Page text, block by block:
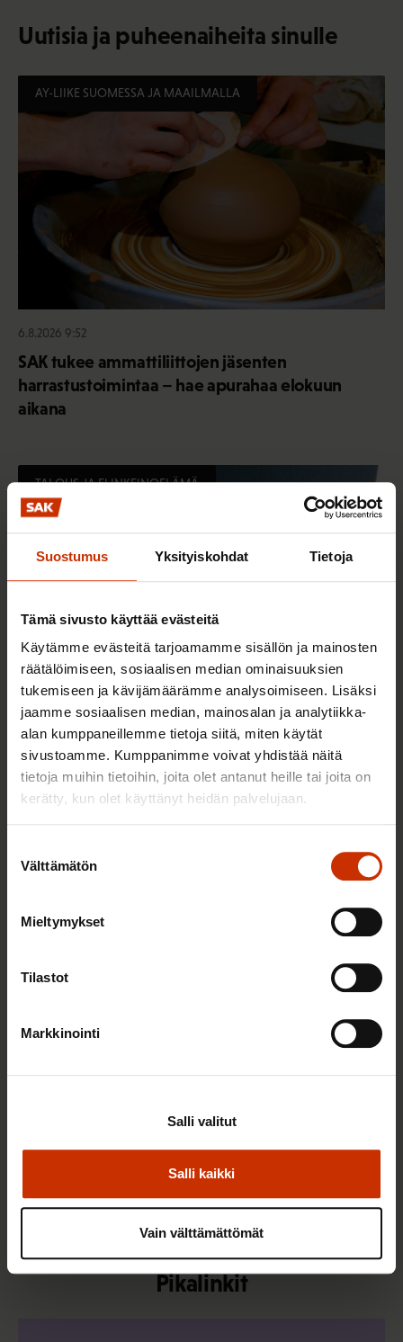
Suostumus Yksityiskohdat Tietoja
Tämä sivusto käyttää evästeitä
Käytämme evästeitä tarjoamamme sisällön ja mainosten
räätälöimiseen, sosiaalisen median ominaisuuksien
tukemiseen ja kävijämäärämme analysoimiseen. Lisäksi
jaamme sosiaalisen median, mainosalan ja analytiikka-
alan kumppaneillemme tietoja siitä, miten käytät
sivustoamme. Kumppanimme voivat yhdistää näitä
tietoja muihin tietoihin, joita olet antanut heille tai joita on
kerätty, kun olet käyttänyt heidän palvelujaan.
valinta
Välttämätön
Mieltymykset
Tilastot
Markkinointi
Salli kaikki
Salli valitut
Vain välttämättömät
Uutisia ja puheenaiheita sinulle
AY-LIIKE SUOMESSA JA MAAILMALLA
6.8.2026 9:52
SAK tukee ammattiliittojen jäsenten
harrastustoimintaa – hae apurahaa elokuun
aikana
TALOUS JA ELINKEINOELÄMÄ
4.8.2026 16:55
SAK: Budjettiehdotus unohtaa työttömät
työsuhdeneuvonnan asiantuntijaksi
Kaikki uutiset ja puheenaiheet
Pikalinkit